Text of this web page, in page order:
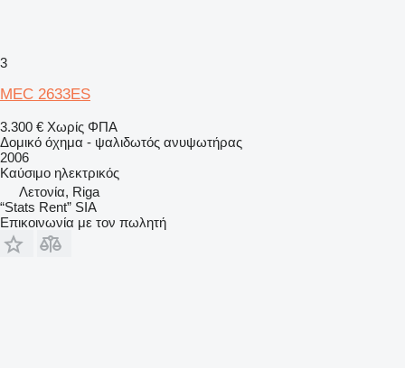
3
MEC 2633ES
3.300 € Χωρίς ΦΠΑ
Δομικό όχημα - ψαλιδωτός ανυψωτήρας
2006
Καύσιμο ηλεκτρικός
Λετονία, Riga
“Stats Rent” SIA
Επικοινωνία με τον πωλητή